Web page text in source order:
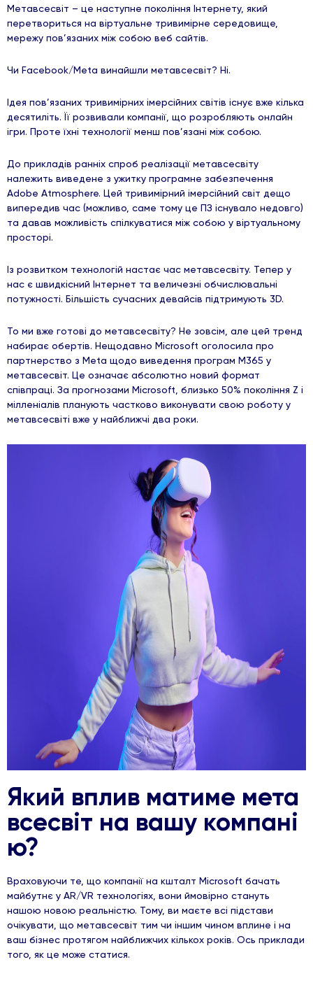
Метавсесвіт – це наступне покоління Інтернету, який
перетвориться на віртуальне тривимірне середовище,
мережу пов’язаних між собою веб сайтів.
Чи Facebook/Meta винайшли метавсесвіт? Ні.
Ідея пов’язаних тривимірних імерсійних світів існує вже кілька
десятиліть. Її розвивали компанії, що розробляють онлайн
ігри. Проте їхні технології менш пов’язані між собою.
До прикладів ранніх спроб реалізації метавсесвіту
належить виведене з ужитку програмне забезпечення
Adobe Atmosphere. Цей тривимірний імерсійний світ дещо
випередив час (можливо, саме тому це ПЗ існувало недовго)
та давав можливість спілкуватися між собою у віртуальному
просторі.
Із розвитком технологій настає час метавсесвіту. Тепер у
нас є швидкісний Інтернет та величезні обчислювальні
потужності. Більшість сучасних девайсів підтримують 3D.
То ми вже готові до метавсесвіту? Не зовсім, але цей тренд
набирає обертів. Нещодавно Microsoft оголосила про
партнерство з Metа щодо виведення програм M365 у
метавсесвіт. Це означає абсолютно новий формат
співпраці. За прогнозами Microsoft, близько 50% покоління Z і
мілленіалів планують частково виконувати свою роботу у
метавсесвіті вже у найближчі два роки.
Який вплив матиме мета
всесвіт на вашу компані
ю?
Враховуючи те, що компанії на кшталт Microsoft бачать
майбутнє у AR/VR технологіях, вони ймовірно стануть
нашою новою реальністю. Тому, ви маєте всі підстави
очікувати, що метавсесвіт тим чи іншим чином вплине і на
ваш бізнес протягом найближчих кількох років. Ось приклади
того, як це може статися.